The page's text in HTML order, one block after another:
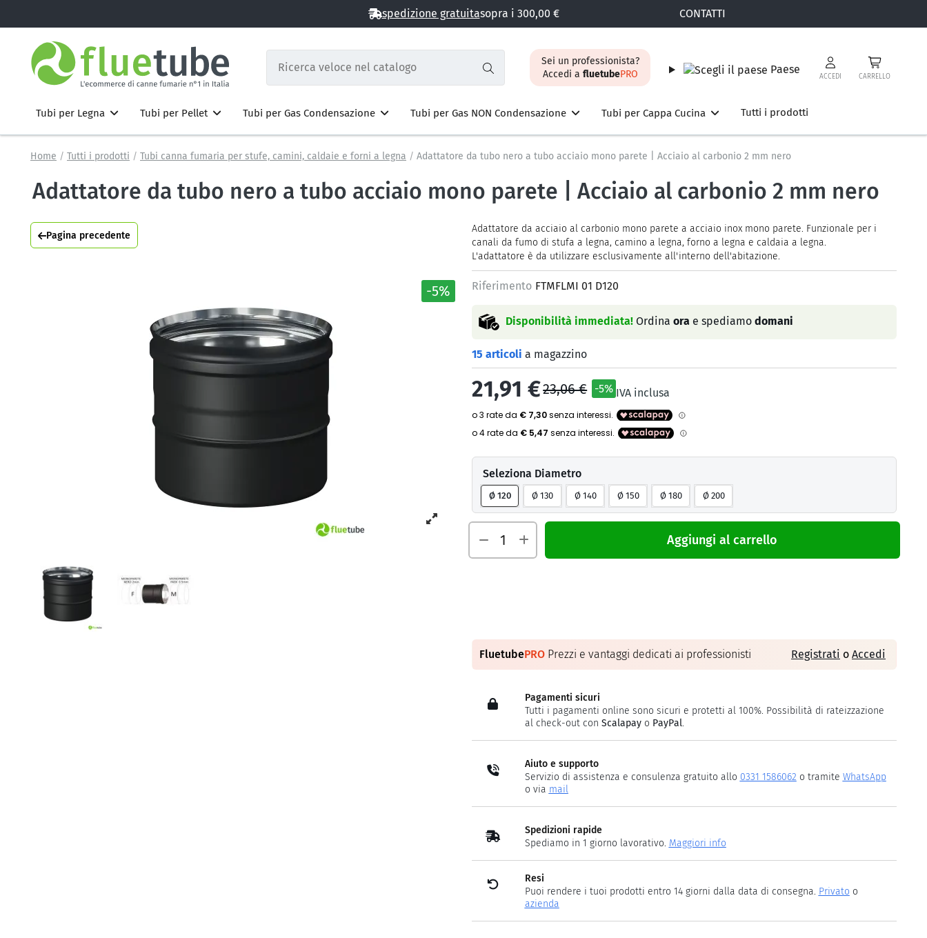
spedizione gratuitasopra i 300,00 € CONTATTI
Sei un professionista?
Accedi a fluetubePRO Paese
ACCEDI CARRELLO
Tubi per Legna Tubi per Pellet Tubi per Gas Condensazione Tubi per Gas NON Condensazione Tubi per Cappa Cucina Tutti i prodotti
Home Tutti i prodotti Tubi canna fumaria per stufe, camini, caldaie e forni a legna Adattatore da tubo nero a tubo acciaio mono parete | Acciaio al carbonio 2 mm nero
Adattatore da tubo nero a tubo acciaio mono parete | Acciaio al carbonio 2 mm nero
Pagina precedente
-5%
Adattatore da acciaio al carbonio mono parete a acciaio inox mono parete. Funzionale per i
canali da fumo di stufa a legna, camino a legna, forno a legna e caldaia a legna.
L'adattatore è da utilizzare esclusivamente all'interno dell'abitazione.
Riferimento FTMFLMI 01 D120
Disponibilità immediata! Ordina ora e spediamo domani
15 articoli a magazzino
21,91 €23,06 € -5% IVA inclusa
Seleziona Diametro
Ø 120 Ø 130 Ø 140 Ø 150 Ø 180 Ø 200
Aggiungi al carrello
FluetubePRO Prezzi e vantaggi dedicati ai professionisti Registrati o Accedi
Pagamenti sicuri
Tutti i pagamenti online sono sicuri e protetti al 100%. Possibilità di rateizzazione
al check-out con Scalapayo PayPal.
Aiuto e supporto
Servizio di assistenza e consulenza gratuito allo 0331 1586062 o tramite WhatsApp
o via mail
Spedizioni rapide
Spediamo in 1 giorno lavorativo. Maggiori info
Resi
Puoi rendere i tuoi prodotti entro 14 giorni dalla data di consegna. Privato o
azienda